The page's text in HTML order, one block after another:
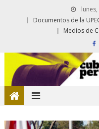
Documentos de la
Medios de